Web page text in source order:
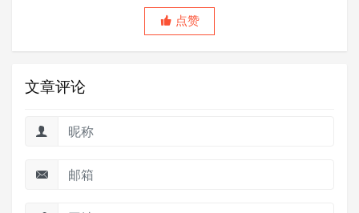
点赞
文章评论